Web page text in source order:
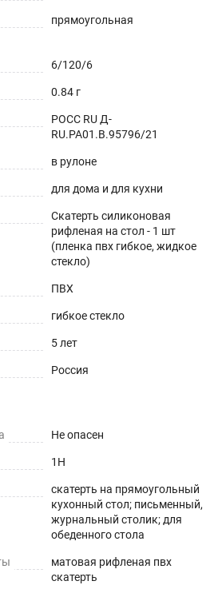
от толщины)
стирки и обслуживания.
свернуть для хранения и
10 лет.
вашей мебели и облегчит
праздника. Простота
с первых дней и станет
для вашей кухни, подчеркнув
дизайна вашего дома.
и уютный интерьер и станет
комнаты. Это лучший
на день рождения,8 марта,
ткани. Не рекомендуем
средства для мытья
жестким покрытием.
материал должен несколько
прямоугольная
6/120/6
0.84 г
РОСС RU Д-
RU.РА01.В.95796/21
в рулоне
для дома и для кухни
Скатерть силиконовая
рифленая на стол - 1 шт
(пленка пвх гибкое, жидкое
стекло)
ПВХ
гибкое стекло
5 лет
Россия
Не опасен
1H
скатерть на прямоугольный
кухонный стол; письменный,
журнальный столик; для
обеденного стола
матовая рифленая пвх
скатерть